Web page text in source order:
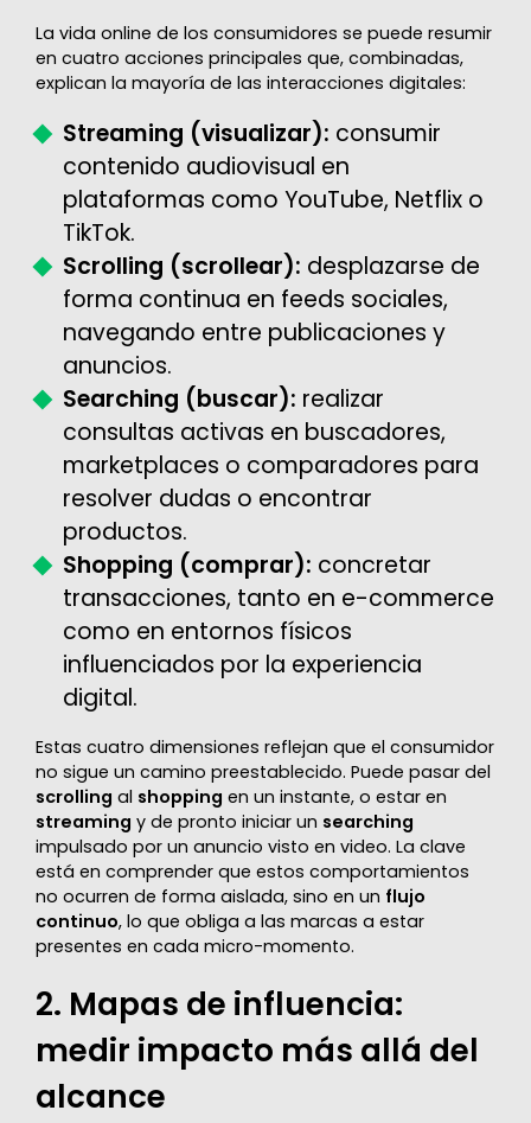
La vida online de los consumidores se puede resumir
en cuatro acciones principales que, combinadas,
explican la mayoría de las interacciones digitales:
Streaming (visualizar): consumir
contenido audiovisual en
plataformas como YouTube, Netflix o
TikTok.
Scrolling (scrollear): desplazarse de
forma continua en feeds sociales,
navegando entre publicaciones y
anuncios.
Searching (buscar): realizar
consultas activas en buscadores,
marketplaces o comparadores para
resolver dudas o encontrar
productos.
Shopping (comprar): concretar
transacciones, tanto en e-commerce
como en entornos físicos
influenciados por la experiencia
digital.
Estas cuatro dimensiones reflejan que el consumidor
no sigue un camino preestablecido. Puede pasar del
scrolling al shopping en un instante, o estar en
streaming y de pronto iniciar un searching
impulsado por un anuncio visto en video. La clave
está en comprender que estos comportamientos
no ocurren de forma aislada, sino en un flujo
continuo, lo que obliga a las marcas a estar
presentes en cada micro-momento.
2. Mapas de influencia:
medir impacto más allá del
alcance